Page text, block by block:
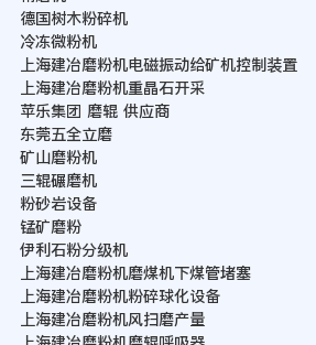
德国树木粉碎机
冷冻微粉机
上海建冶磨粉机电磁振动给矿机控制装置
上海建冶磨粉机重晶石开采
苹乐集团 磨辊 供应商
东莞五全立磨
矿山磨粉机
三辊碾磨机
粉砂岩设备
锰矿磨粉
伊利石粉分级机
上海建冶磨粉机磨煤机下煤管堵塞
上海建冶磨粉机粉碎球化设备
上海建冶磨粉机风扫磨产量